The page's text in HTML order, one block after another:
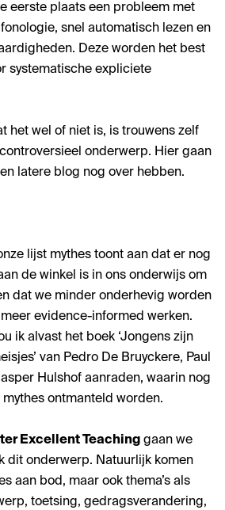
eerste plaats een probleem met
snel automatisch lezen en
Deze worden het best
systematische expliciete
het wel of niet is, is trouwens zelf
onderwerp. Hier gaan
latere blog nog over hebben.
lijst mythes toont aan dat er nog
de winkel is in ons onderwijs om
dat we minder onderhevig worden
evidence-informed werken.
ik alvast het boek ‘Jongens zijn
van Pedro De Bruyckere, Paul
Hulshof aanraden, waarin nog
mythes ontmanteld worden.
Excellent Teaching gaan we
dit onderwerp. Natuurlijk komen
aan bod, maar ook thema’s als
toetsing, gedragsverandering,